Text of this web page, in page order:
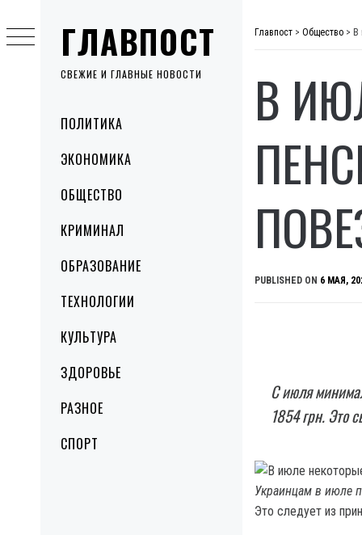
ГЛАВПОСТ
СВЕЖИЕ И ГЛАВНЫЕ НОВОСТИ
MenuПОЛИТИКА
ЭКОНОМИКА
ОБЩЕСТВО
КРИМИНАЛ
ОБРАЗОВАНИЕ
ТЕХНОЛОГИИ
КУЛЬТУРА
ЗДОРОВЬЕ
РАЗНОЕ
СПОРТ
to
content
Главпост > Общество > В
В
PUBLISHED ON 6 МАЯ,
С июля
1854 грн. Это
Украинцам в июле
Это следует из